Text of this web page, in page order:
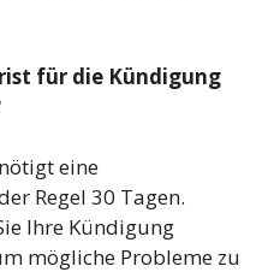
für die Kündigung
eine
Regel 30 Tagen.
Ihre Kündigung
mögliche Probleme zu